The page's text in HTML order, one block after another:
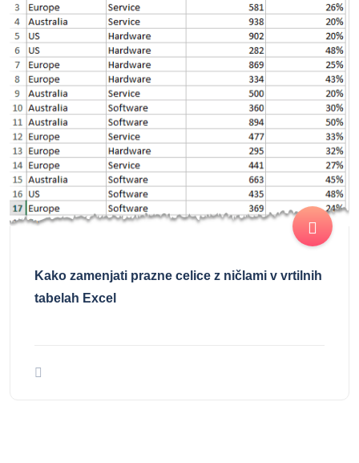
Kako zamenjati prazne celice z ničlami ​​v vrtilnih
tabelah Excel